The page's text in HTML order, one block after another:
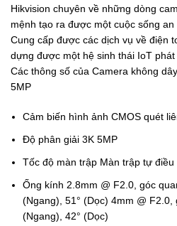
Hikvision chuyên về những dòng
mệnh tạo ra được một cuộc sống
Cung cấp được các dịch vụ về điện
dựng được một hệ sinh thái IoT phát
Các thông số của Camera không
5MP
Cảm biến hình ảnh CMOS quét
Độ phân giải 3K 5MP
Tốc độ màn trập Màn trập tự điều
Ống kính 2.8mm @ F2.0, góc
(Ngang), 51° (Dọc) 4mm @ F2.0,
(Ngang), 42° (Dọc)